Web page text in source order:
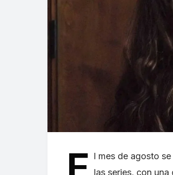
l mes de agosto
las series, con